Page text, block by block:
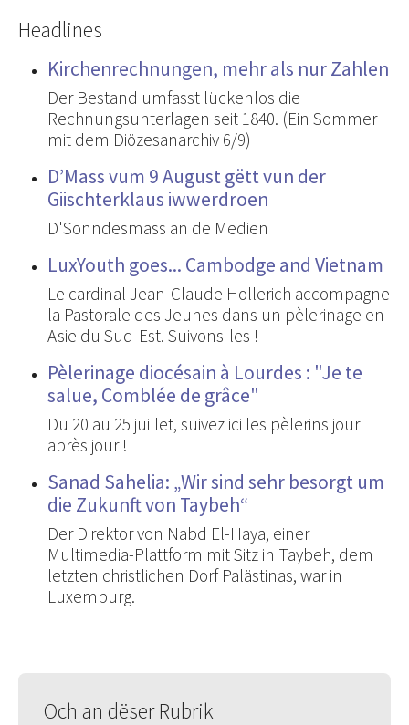
Headlines
Kirchenrechnungen, mehr als nur Zahlen
Der Bestand umfasst lückenlos die
Rechnungsunterlagen seit 1840. (Ein Sommer
mit dem Diözesanarchiv 6/9)
D’Mass vum 9 August gëtt vun der
Giischterklaus iwwerdroen
D'Sonndesmass an de Medien
LuxYouth goes... Cambodge and Vietnam
Le cardinal Jean-Claude Hollerich accompagne
la Pastorale des Jeunes dans un pèlerinage en
Asie du Sud-Est. Suivons-les !
Pèlerinage diocésain à Lourdes : "Je te
salue, Comblée de grâce"
Du 20 au 25 juillet, suivez ici les pèlerins jour
après jour !
Sanad Sahelia: „Wir sind sehr besorgt um
die Zukunft von Taybeh“
Der Direktor von Nabd El-Haya, einer
Multimedia-Plattform mit Sitz in Taybeh, dem
letzten christlichen Dorf Palästinas, war in
Luxemburg.
Och an dëser Rubrik